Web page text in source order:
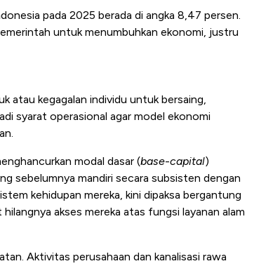
pada 2025 berada di angka 8,47 persen.
untuk menumbuhkan ekonomi, justru
atau kegagalan individu untuk bersaing,
syarat operasional agar model ekonomi
modal dasar (base-capital)
sebelumnya mandiri secara subsisten dengan
kehidupan mereka, kini dipaksa bergantung
akses mereka atas fungsi layanan alam
Aktivitas perusahaan dan kanalisasi rawa